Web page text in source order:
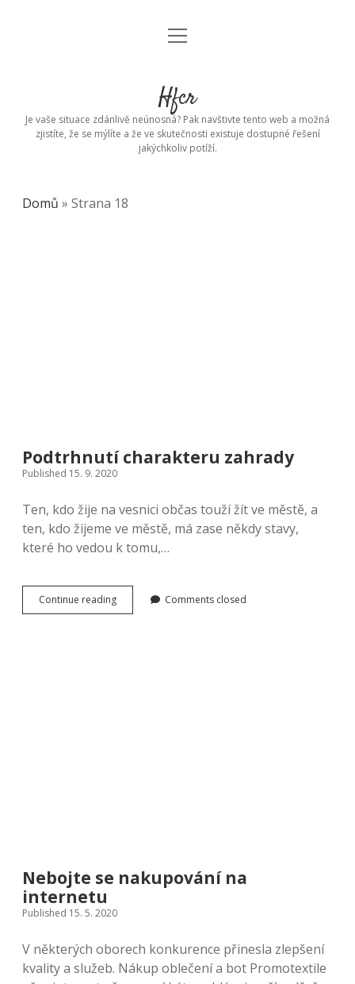
open
Hfcr
Je vaše situace zdánlivě neúnosná? Pak navštivte tento web a možná
zjistíte, že se mýlíte a že ve skutečnosti existuje dostupné řešení
jakýchkoliv potíží.
Domů » Strana 18
Podtrhnutí charakteru zahrady
Published 15. 9. 2020
Ten, kdo žije na vesnici občas touží žít ve městě, a
ten, kdo žijeme ve městě, má zase někdy stavy,
které ho vedou k tomu,…
Continue readingPodtrhnutí
charakteru
Comments closed
Nebojte se nakupování na
internetu
Published 15. 5. 2020
V některých oborech konkurence přinesla zlepšení
kvality a služeb. Nákup oblečení a bot Promotextile